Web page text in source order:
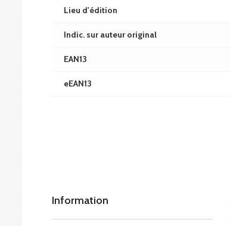
Lieu d'édition
Indic. sur auteur original
EAN13
eEAN13
Information